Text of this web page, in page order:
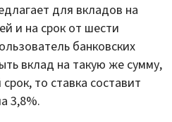
для вкладов на
и на срок от шести
банковских
вклад на такую же сумму,
то ставка составит
3,8%.